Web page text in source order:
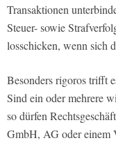
Transaktionen
Steuer- sowie
losschicken, wenn sich
Besonders rigoros trifft
Sind ein oder mehrere
so dürfen
GmbH, AG oder einem